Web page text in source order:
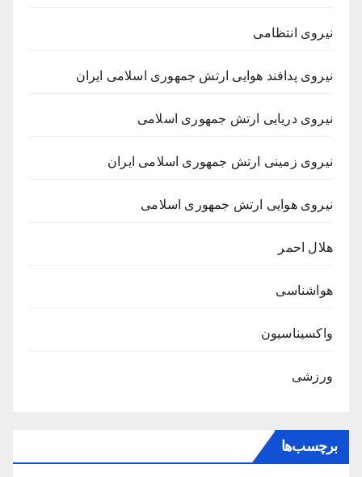
نیروی انتظامی
نیروی پدافند هوایی ارتش جمهوری اسلامی ایران
نیروی دریایی ارتش جمهوری اسلامی
نیروی زمینی ارتش جمهوری اسلامی ایران
نیروی هوایی ارتش جمهوری اسلامی
هلال احمر
هواشناسی
واکسیناسیون
ورزشی
برچسب‌ها